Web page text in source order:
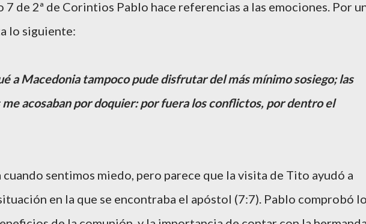
7 de 2ª de Corintios Pablo hace referencias a las emociones. Por
lo siguiente:
a Macedonia tampoco pude disfrutar del más mínimo sosiego; las
acosaban por doquier: por fuera los conflictos, por dentro el
cuando sentimos miedo, pero parece que la visita de Tito ayudó a
en la que se encontraba el apóstol (7:7). Pablo comprobó